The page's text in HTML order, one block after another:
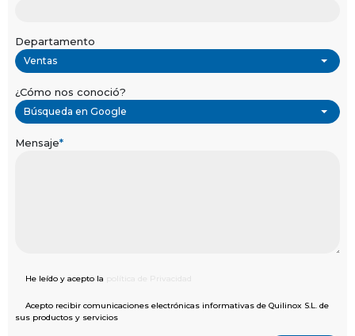
Departamento
Ventas
¿Cómo nos conoció?
Búsqueda en Google
Mensaje*
He leído y acepto la
Acepto recibir comunicaciones electrónicas informativas de Quilinox S.L. de
sus productos y servicios